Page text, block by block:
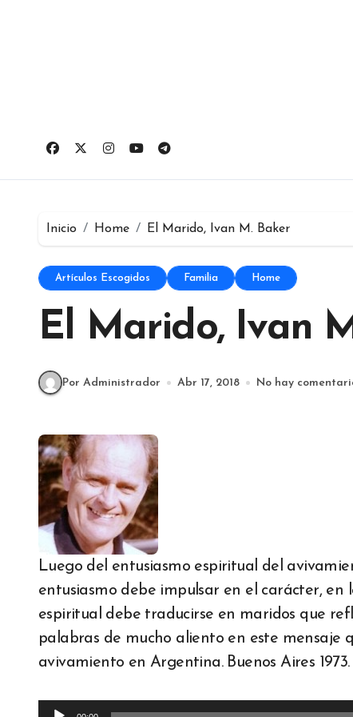
Inicio Home El Marido, Ivan M. Baker
Artículos Escogidos Familia Home
El Marido, Ivan
Por Administrador Abr 17, 2018 No hay
Luego del entusiasmo espiritual del
entusiasmo debe impulsar en el carácter,
espiritual debe traducirse en maridos que
palabras de mucho aliento en este mensaje
avivamiento en Argentina. Buenos Aires 1973.
Reproductor